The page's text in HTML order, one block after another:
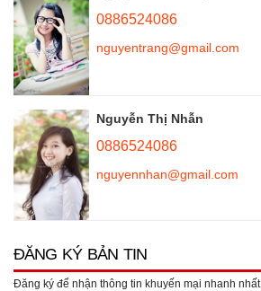
0886524086
nguyentrang@gmail.com
Nguyễn Thị Nhẫn
0886524086
nguyennhan@gmail.com
ĐĂNG KÝ BẢN TIN
Đăng ký để nhận thông tin khuyến mại nhanh nhất